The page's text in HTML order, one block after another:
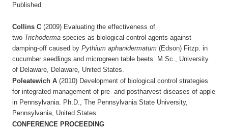
Published.
Collins C (2009) Evaluating the effectiveness of
two Trichoderma species as biological control agents against
damping-off caused by Pythium aphanidermatum (Edson) Fitzp. in
cucumber seedlings and microgreen table beets. M.Sc., University
of Delaware, Delaware, United States.
Poleatewich A (2010) Development of biological control strategies
for integrated management of pre- and postharvest diseases of apple
in Pennsylvania. Ph.D., The Pennsylvania State University,
Pennsylvania, United States.
CONFERENCE PROCEEDING